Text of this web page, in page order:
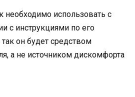
необходимо использовать с
с инструкциями по его
он будет средством
а не источником дискомфорта